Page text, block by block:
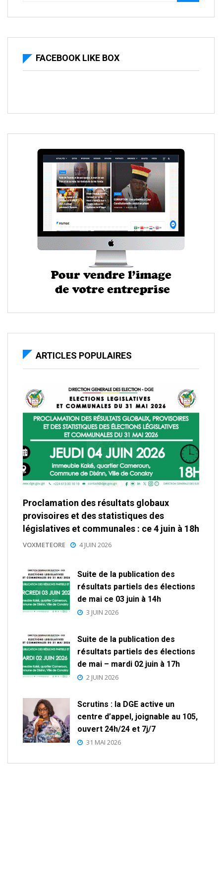
FACEBOOK LIKE BOX
ARTICLES POPULAIRES
Proclamation des résultats globaux
provisoires et des statistiques des
législatives et communales : ce 4 juin à 18h
VOXMETEORE 4 JUIN 2026
Suite de la publication des
résultats partiels des élections
de mai ce 03 juin à 14h
3 JUIN 2026
Suite de la publication des
résultats partiels des élections
de mai – mardi 02 juin à 17h
2 JUIN 2026
Scrutins : la DGE active un
centre d’appel, joignable au 105,
ouvert 24h/24 et 7j/7
31 MAI 2026